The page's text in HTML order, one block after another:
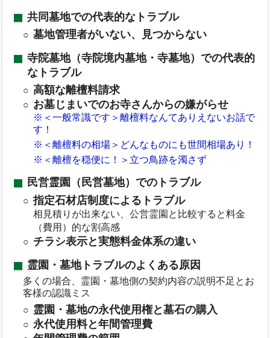
共同墓地での代表的なトラブル
墓地管理者がいない、見つからない
寺院墓地（寺院境内墓地・寺墓地）での代表的
なトラブル
高額な離檀料請求
お墓じまいでのお寺さんからの嫌がらせ
※＜一般常識です＞離檀料なんてありえないお話で
す！
※＜離檀料の相場＞どんなものにも世間相場あり！
※＜離檀を穏便に！＞立つ鳥跡を濁さず
民営霊園（民営墓地）でのトラブル
指定石材店制度によるトラブル
相見積りが出来ない、公営霊園と比較すると料金
（費用）的な割高感
チラシ表示と実態料金体系の違い
霊園・墓地トラブルのよくある原因
多くの場合、霊園・墓地側の契約内容の説明不足とお
客様の認識ミス
霊園・墓地の永代使用権と墓石の購入
永代使用料と年間管理費